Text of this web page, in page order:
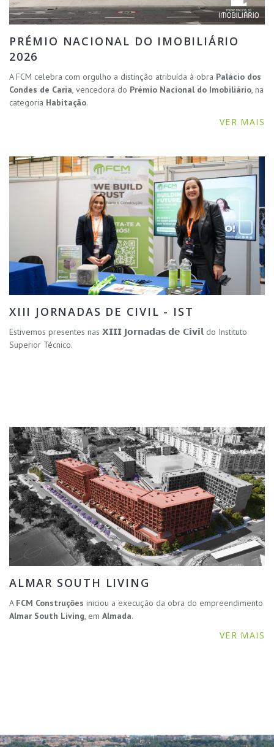
PRÉMIO NACIONAL DO IMOBILIÁRIO
2026
A FCM celebra com orgulho a distinção atribuída à obra Palácio dos
Condes de Caria, vencedora do Prémio Nacional do Imobiliário, na
categoria Habitação.
VER MAIS
XIII JORNADAS DE CIVIL - IST
Estivemos presentes nas 𝗫𝗜𝗜𝗜 𝗝𝗼𝗿𝗻𝗮𝗱𝗮𝘀 𝗱𝗲 𝗖𝗶𝘃𝗶𝗹 do Instituto
Superior Técnico.
ALMAR SOUTH LIVING
A FCM Construções iniciou a execução da obra do empreendimento
Almar South Living, em Almada.
VER MAIS